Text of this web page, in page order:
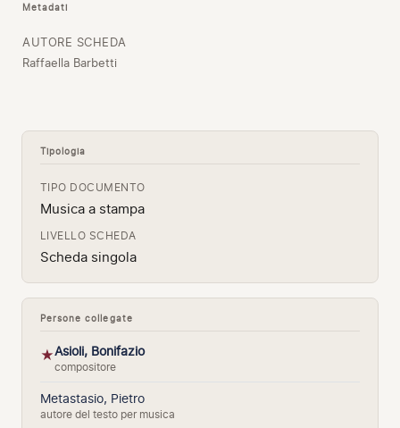
Metadati
AUTORE SCHEDA
Raffaella Barbetti
Tipologia
TIPO DOCUMENTO
Musica a stampa
LIVELLO SCHEDA
Scheda singola
Persone collegate
★Asioli, Bonifazio
compositore
Metastasio, Pietro
autore del testo per musica